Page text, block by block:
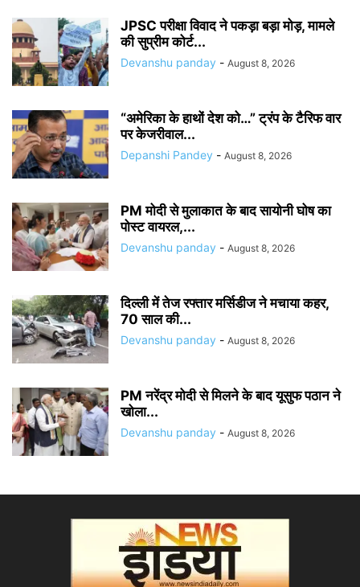
JPSC परीक्षा विवाद ने पकड़ा बड़ा मोड़, मामले
की सुप्रीम कोर्ट...
Devanshu panday - August 8, 2026
“अमेरिका के हाथों देश को…” ट्रंप के टैरिफ वार
पर केजरीवाल...
Depanshi Pandey - August 8, 2026
PM मोदी से मुलाकात के बाद सायोनी घोष का
पोस्ट वायरल,...
Devanshu panday - August 8, 2026
दिल्ली में तेज रफ्तार मर्सिडीज ने मचाया कहर,
70 साल की...
Devanshu panday - August 8, 2026
PM नरेंद्र मोदी से मिलने के बाद यूसुफ पठान ने
खोला...
Devanshu panday - August 8, 2026